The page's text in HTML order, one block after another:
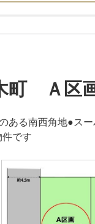
町 Ａ区
ある南西角地●ス
です